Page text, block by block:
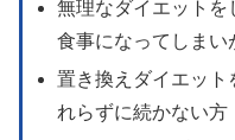
無理なダイエットを
食事になってしまい
置き換えダイエット
れらずに続かない方